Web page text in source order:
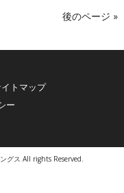
後のページ »
トマップ
ー
グス All rights Reserved.